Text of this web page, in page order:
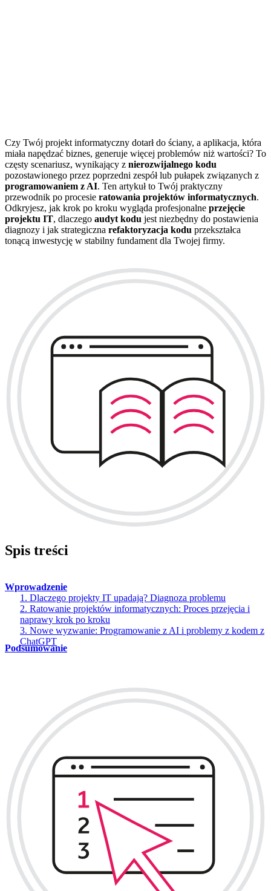
Czy Twój projekt informatyczny dotarł do ściany, a aplikacja, która
miała napędzać biznes, generuje więcej problemów niż wartości? To
częsty scenariusz, wynikający z nierozwijalnego kodu
pozostawionego przez poprzedni zespół lub pułapek związanych z
programowaniem z AI. Ten artykuł to Twój praktyczny
przewodnik po procesie ratowania projektów informatycznych.
Odkryjesz, jak krok po kroku wygląda profesjonalne przejęcie
projektu IT, dlaczego audyt kodu jest niezbędny do postawienia
diagnozy i jak strategiczna refaktoryzacja kodu przekształca
tonącą inwestycję w stabilny fundament dla Twojej firmy.
Spis treści
Wprowadzenie
1. Dlaczego projekty IT upadają? Diagnoza problemu
2. Ratowanie projektów informatycznych: Proces przejęcia i
naprawy krok po kroku
3. Nowe wyzwanie: Programowanie z AI i problemy z kodem z
ChatGPT
Podsumowanie